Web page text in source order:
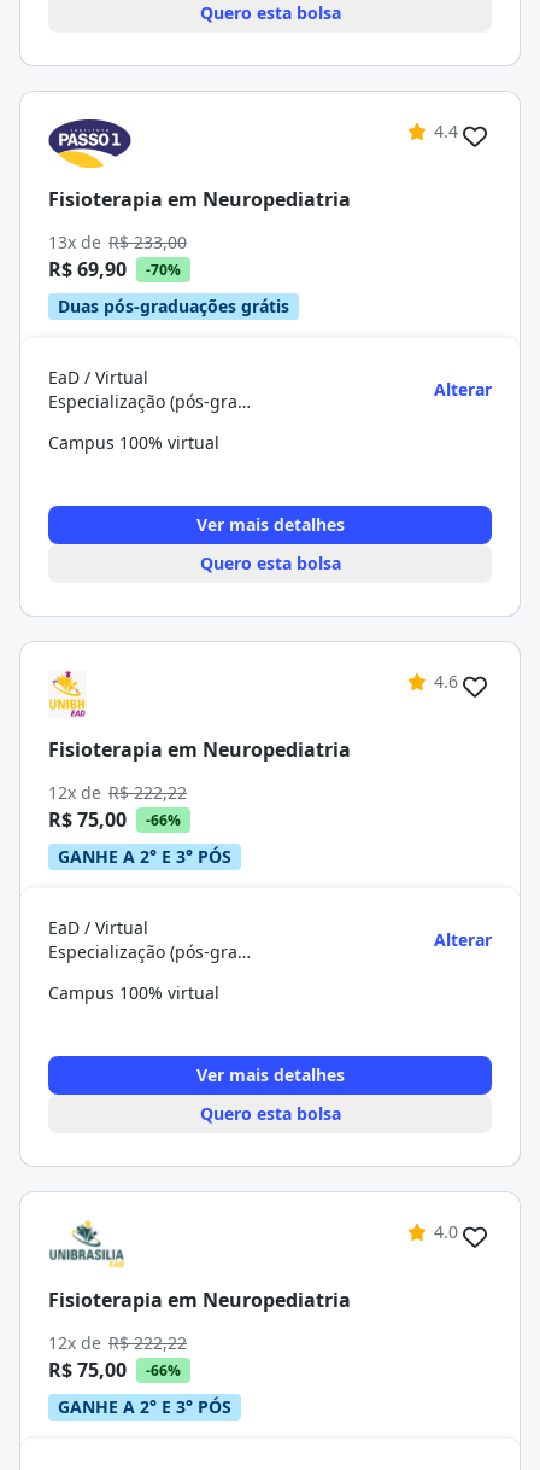
Quero esta bolsa
4.4
Fisioterapia em Neuropediatria
13x de R$ 233,00
R$ 69,90 -70%
Duas pós-graduações grátis
EaD / Virtual
Especialização (pós-graduação)
Alterar
Campus 100% virtual
Ver mais detalhes
Quero esta bolsa
4.6
Fisioterapia em Neuropediatria
12x de R$ 222,22
R$ 75,00 -66%
GANHE A 2° E 3° PÓS
EaD / Virtual
Especialização (pós-graduação)
Alterar
Campus 100% virtual
Ver mais detalhes
Quero esta bolsa
4.0
Fisioterapia em Neuropediatria
12x de R$ 222,22
R$ 75,00 -66%
GANHE A 2° E 3° PÓS